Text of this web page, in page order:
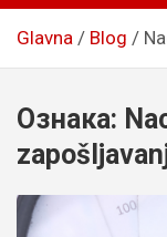
Glavna Blog
Ознака: